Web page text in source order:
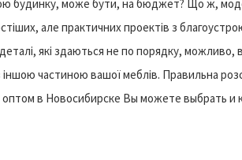
будинку, може бути, на бюджет? Що ж,
але практичних проектів з
які здаються не по порядку, можливо,
частиною вашої меблів. Правильна
оптом в Новосибирске Вы можете выбрать и